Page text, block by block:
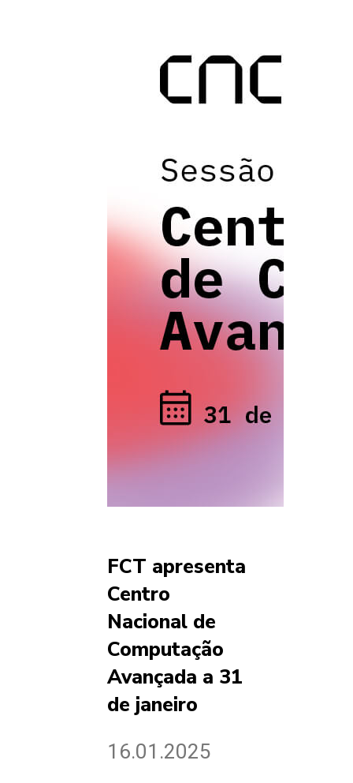
FCT apresenta
Centro
Nacional de
Computação
Avançada a 31
de janeiro
16.01.2025